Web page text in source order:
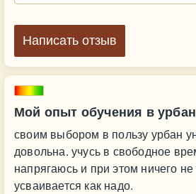
Мой опыт обучения в урбан
своим выбором в пользу урбан
довольна. учусь в свободное
напрягаюсь и при этом ничего
усваивается как надо.
Написать отзыв